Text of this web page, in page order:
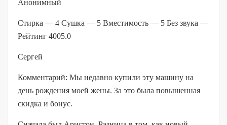
Анонимный
Стирка — 4 Сушка — 5 Вместимость — 5 Без звука —
Рейтинг 4005.0
Сергей
Комментарий: Мы недавно купили эту машину на
день рождения моей жены. За это была повышенная
скидка и бонус.